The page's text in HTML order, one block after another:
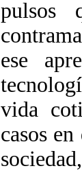
pulsos
ese
vida
casos